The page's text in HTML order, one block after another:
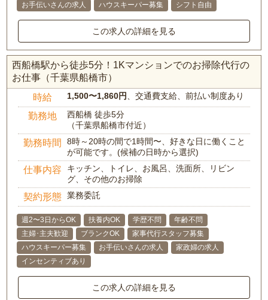
お手伝いさんの求人 ハウスキーパー募集 シフト自由
この求人の詳細を見る
西船橋駅から徒歩5分！1Kマンションでのお掃除代行の
お仕事（千葉県船橋市）
時給 1,500〜1,860円 、交通費支給、前払い制度あり
勤務地
西船橋 徒歩5分
（千葉県船橋市付近）
勤務時間
8時～20時の間で1時間〜、好きな日に働くこと
が可能です。(候補の日時から選択)
仕事内容
キッチン、トイレ、お風呂、洗面所、リビン
グ、その他のお掃除
契約形態 業務委託
週2〜3日からOK 扶養内OK 学歴不問
年齢不問
主婦･主夫歓迎
ブランクOK
家事代行スタッフ募集
ハウスキーパー募集
お手伝いさんの求人
家政婦の求人
インセンティブあり
この求人の詳細を見る